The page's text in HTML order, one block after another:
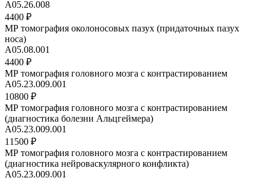
A05.26.008
4400 ₽
МР томография околоносовых пазух (придаточных пазух
носа)
А05.08.001
4400 ₽
МР томография головного мозга с контрастированием
A05.23.009.001
10800 ₽
МР томография головного мозга с контрастированием
(диагностика болезни Альцгеймера)
A05.23.009.001
11500 ₽
МР томография головного мозга с контрастированием
(диагностика нейроваскулярного конфликта)
A05.23.009.001